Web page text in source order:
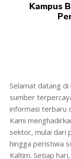
Kampus
Selamat datang
sumber
informasi terbaru
Kami
sektor, mulai dari
hingga peristiwa
Kaltim. Setiap